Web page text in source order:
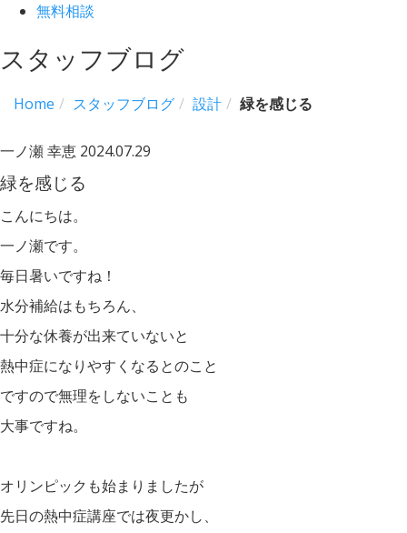
無料相談
スタッフブログ
Home スタッフブログ 設計 緑を感じる
一ノ瀬 幸恵 2024.07.29
緑を感じる
こんにちは。
一ノ瀬です。
毎日暑いですね！
水分補給はもちろん、
十分な休養が出来ていないと
熱中症になりやすくなるとのこと
ですので無理をしないことも
大事ですね。
オリンピックも始まりましたが
先日の熱中症講座では夜更かし、